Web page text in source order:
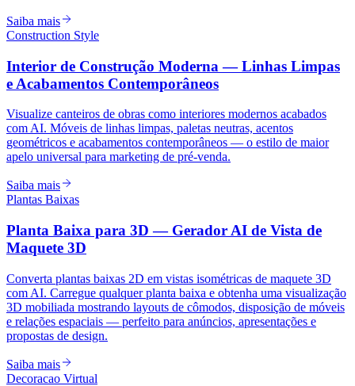
Saiba mais
Construction Style
Interior de Construção Moderna — Linhas Limpas
e Acabamentos Contemporâneos
Visualize canteiros de obras como interiores modernos acabados
com AI. Móveis de linhas limpas, paletas neutras, acentos
geométricos e acabamentos contemporâneos — o estilo de maior
apelo universal para marketing de pré-venda.
Saiba mais
Plantas Baixas
Planta Baixa para 3D — Gerador AI de Vista de
Maquete 3D
Converta plantas baixas 2D em vistas isométricas de maquete 3D
com AI. Carregue qualquer planta baixa e obtenha uma visualização
3D mobiliada mostrando layouts de cômodos, disposição de móveis
e relações espaciais — perfeito para anúncios, apresentações e
propostas de design.
Saiba mais
Decoracao Virtual